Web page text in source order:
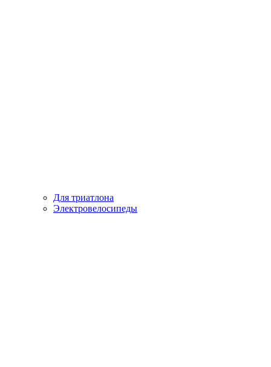
Для триатлона
Электровелосипеды